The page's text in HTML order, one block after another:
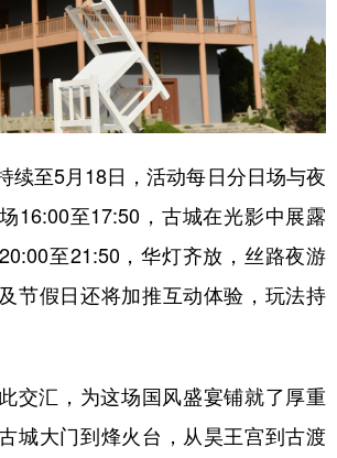
至5月18日，活动每日分日场与夜
16:00至17:50，古城在光影中展露
至21:50，华灯齐放，丝路夜游
节假日还将加推互动体验，玩法持
汇，为这场国风盛宴铺就了厚重
城大门到烽火台，从昊王宫到古渡